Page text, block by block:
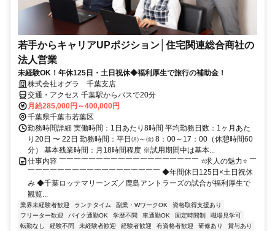
若手からキャリアUPポジション│住宅関連総合商社の
法人営業
未経験OK！年休125日・土日祝休◆福利厚生で旅行の補助金！
株式会社オグラ 千葉支店
交通・アクセス 千葉駅からバスで20分
月給285,000円～400,000円
千葉県千葉市若葉区
勤務時間詳細 実働時間：1日あたり8時間 平均勤務日数：1ヶ月あた
り20日 〜 22日 勤務時間：平日㈪～㈮ 8：00～17：00（休憩時間60
分） 基本残業時間：月18時間程度 ※試用期間中は基本...
仕事内容 ￣￣￣￣￣￣￣￣￣￣￣￣￣￣￣￣￣￣￣ ⭐求人の魅力⭐ ￣
￣￣￣￣￣￣￣￣￣￣￣￣￣￣￣￣￣￣ ◆年間休日125日×土日祝休
み ◆千葉ロッテマリーンズ／鹿島アントラーズの試合が福利厚生で
観覧...
業界未経験者歓迎 ランチタイム 副業・WワークOK
資格取得支援あり
フリーター歓迎
バイク通勤OK 学歴不問 車通勤OK 固定時間制
職場見学可
転勤なし
経験不問 未経験者歓迎 経験者歓迎 有資格者歓迎 研修あり 賞与あり